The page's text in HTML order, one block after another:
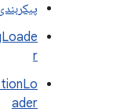
r
ader